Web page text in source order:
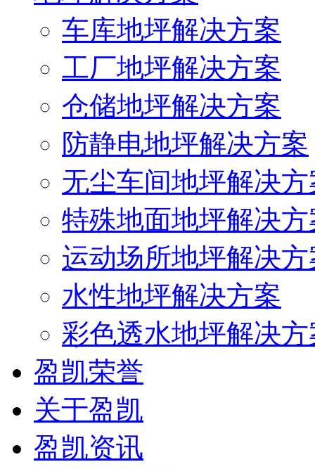
车库地坪解决方案
工厂地坪解决方案
仓储地坪解决方案
防静电地坪解决方案
无尘车间地坪解决方
特殊地面地坪解决方
运动场所地坪解决方
水性地坪解决方案
彩色透水地坪解决方
盈凯荣誉
关于盈凯
盈凯资讯